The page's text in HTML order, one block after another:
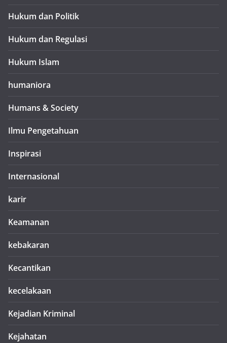
Hukum dan Politik
Hukum dan Regulasi
Hukum Islam
humaniora
Humans & Society
Ilmu Pengetahuan
Inspirasi
Internasional
karir
Keamanan
kebakaran
Kecantikan
kecelakaan
Kejadian Kriminal
Kejahatan